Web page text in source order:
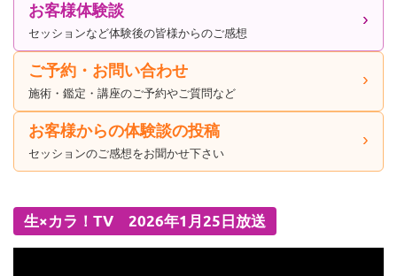
お客様体験談
セッションなど体験後の皆様からのご感想
ご予約・お問い合わせ
施術・鑑定・講座のご予約やご質問など
お客様からの体験談の投稿
セッションのご感想をお聞かせ下さい
生×カラ！TV 2026年1月25日放送